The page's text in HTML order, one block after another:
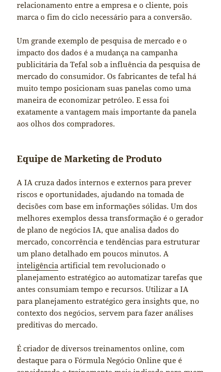
relacionamento entre a empresa e o cliente, pois
marca o fim do ciclo necessário para a conversão.
Um grande exemplo de pesquisa de mercado e o
impacto dos dados é a mudança na campanha
publicitária da Tefal sob a influência da pesquisa de
mercado do consumidor. Os fabricantes de tefal há
muito tempo posicionam suas panelas como uma
maneira de economizar petróleo. E essa foi
exatamente a vantagem mais importante da panela
aos olhos dos compradores.
Equipe de Marketing de Produto
A IA cruza dados internos e externos para prever
riscos e oportunidades, ajudando na tomada de
decisões com base em informações sólidas. Um dos
melhores exemplos dessa transformação é o gerador
de plano de negócios IA, que analisa dados do
mercado, concorrência e tendências para estruturar
um plano detalhado em poucos minutos. A
inteligência artificial tem revolucionado o
planejamento estratégico ao automatizar tarefas que
antes consumiam tempo e recursos. Utilizar a IA
para planejamento estratégico gera insights que, no
contexto dos negócios, servem para fazer análises
preditivas do mercado.
É criador de diversos treinamentos online, com
destaque para o Fórmula Negócio Online que é